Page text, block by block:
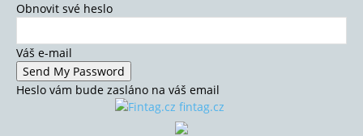
Obnovit své heslo
Váš e-mail
Heslo vám bude zasláno na váš email
fintag.cz